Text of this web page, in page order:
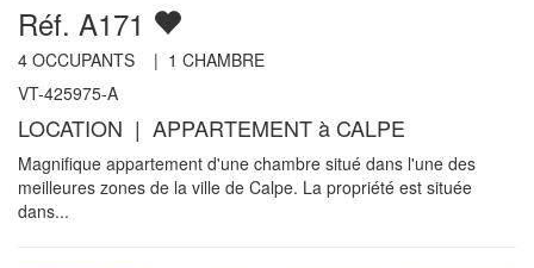
Réf. A171
4 OCCUPANTS | 1 CHAMBRE
VT-425975-A
LOCATION | APPARTEMENT à CALPE
Magnifique appartement d'une chambre situé dans l'une des
meilleures zones de la ville de Calpe. La propriété est située
dans...